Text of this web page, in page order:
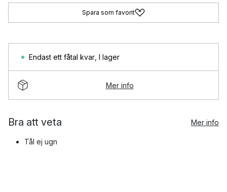
Spara som favorit
Endast ett fåtal kvar I lager
Mer info
Bra att veta Mer info
Tål ej ugn